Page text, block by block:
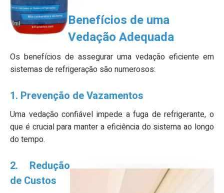
Benefícios de uma
Vedação Adequada
Os benefícios de assegurar uma vedação eficiente em
sistemas de refrigeração são numerosos:
1. Prevenção de Vazamentos
Uma vedação confiável impede a fuga de refrigerante, o
que é crucial para manter a eficiência do sistema ao longo
do tempo.
2. Redução
de Custos